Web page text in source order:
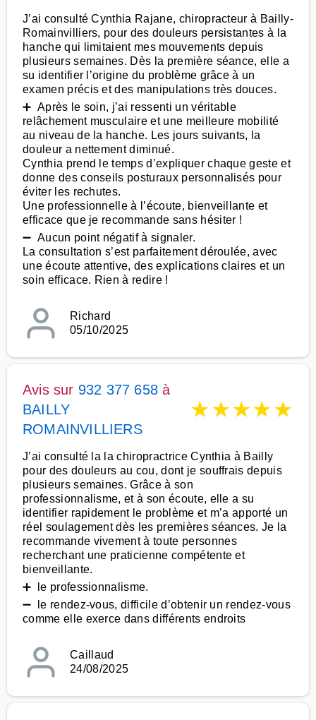
J’ai consulté Cynthia Rajane, chiropracteur à Bailly-
Romainvilliers, pour des douleurs persistantes à la
hanche qui limitaient mes mouvements depuis
plusieurs semaines. Dès la première séance, elle a
su identifier l’origine du problème grâce à un
examen précis et des manipulations très douces.
➕ Après le soin, j’ai ressenti un véritable
relâchement musculaire et une meilleure mobilité
au niveau de la hanche. Les jours suivants, la
douleur a nettement diminué.
Cynthia prend le temps d’expliquer chaque geste et
donne des conseils posturaux personnalisés pour
éviter les rechutes.
Une professionnelle à l’écoute, bienveillante et
efficace que je recommande sans hésiter !
➖ Aucun point négatif à signaler.
La consultation s’est parfaitement déroulée, avec
une écoute attentive, des explications claires et un
soin efficace. Rien à redire !
Richard
05/10/2025
Avis sur 932 377 658 à
BAILLY
ROMAINVILLIERS
★★★★★
J’ai consulté la la chiropractrice Cynthia à Bailly
pour des douleurs au cou, dont je souffrais depuis
plusieurs semaines. Grâce à son
professionnalisme, et à son écoute, elle a su
identifier rapidement le problème et m’a apporté un
réel soulagement dès les premières séances. Je la
recommande vivement à toute personnes
recherchant une praticienne compétente et
bienveillante.
➕ le professionnalisme.
➖ le rendez-vous, difficile d’obtenir un rendez-vous
comme elle exerce dans différents endroits
Caillaud
24/08/2025